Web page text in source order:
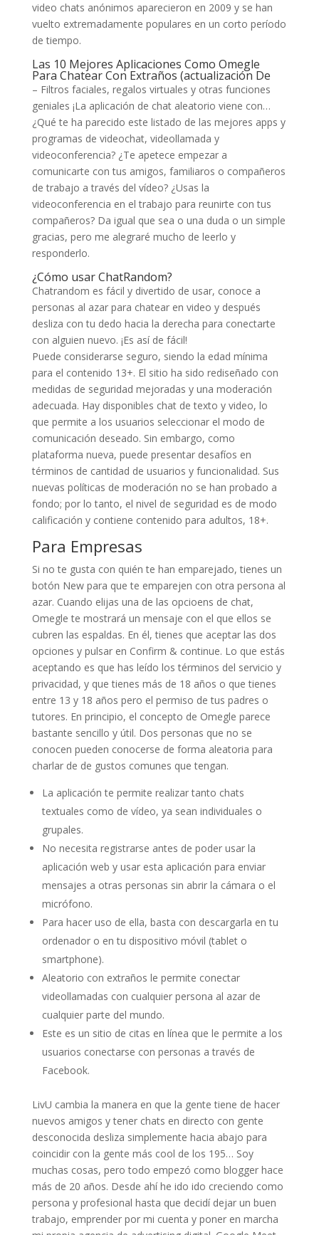
video chats anónimos aparecieron en 2009 y se han
vuelto extremadamente populares en un corto período
de tiempo.
Las 10 Mejores Aplicaciones Como Omegle
Para Chatear Con Extraños (actualización De
– Filtros faciales, regalos virtuales y otras funciones
geniales ¡La aplicación de chat aleatorio viene con…
¿Qué te ha parecido este listado de las mejores apps y
programas de videochat, videollamada y
videoconferencia? ¿Te apetece empezar a
comunicarte con tus amigos, familiaros o compañeros
de trabajo a través del vídeo? ¿Usas la
videoconferencia en el trabajo para reunirte con tus
compañeros? Da igual que sea o una duda o un simple
gracias, pero me alegraré mucho de leerlo y
responderlo.
¿Cómo usar ChatRandom?
Chatrandom es fácil y divertido de usar, conoce a
personas al azar para chatear en video y después
desliza con tu dedo hacia la derecha para conectarte
con alguien nuevo. ¡Es así de fácil!
Puede considerarse seguro, siendo la edad mínima
para el contenido 13+. El sitio ha sido rediseñado con
medidas de seguridad mejoradas y una moderación
adecuada. Hay disponibles chat de texto y video, lo
que permite a los usuarios seleccionar el modo de
comunicación deseado. Sin embargo, como
plataforma nueva, puede presentar desafíos en
términos de cantidad de usuarios y funcionalidad. Sus
nuevas políticas de moderación no se han probado a
fondo; por lo tanto, el nivel de seguridad es de modo
calificación y contiene contenido para adultos, 18+.
Para Empresas
Si no te gusta con quién te han emparejado, tienes un
botón New para que te emparejen con otra persona al
azar. Cuando elijas una de las opcioens de chat,
Omegle te mostrará un mensaje con el que ellos se
cubren las espaldas. En él, tienes que aceptar las dos
opciones y pulsar en Confirm & continue. Lo que estás
aceptando es que has leído los términos del servicio y
privacidad, y que tienes más de 18 años o que tienes
entre 13 y 18 años pero el permiso de tus padres o
tutores. En principio, el concepto de Omegle parece
bastante sencillo y útil. Dos personas que no se
conocen pueden conocerse de forma aleatoria para
charlar de de gustos comunes que tengan.
La aplicación te permite realizar tanto chats
textuales como de vídeo, ya sean individuales o
grupales.
No necesita registrarse antes de poder usar la
aplicación web y usar esta aplicación para enviar
mensajes a otras personas sin abrir la cámara o el
micrófono.
Para hacer uso de ella, basta con descargarla en tu
ordenador o en tu dispositivo móvil (tablet o
smartphone).
Aleatorio con extraños le permite conectar
videollamadas con cualquier persona al azar de
cualquier parte del mundo.
Este es un sitio de citas en línea que le permite a los
usuarios conectarse con personas a través de
Facebook.
LivU cambia la manera en que la gente tiene de hacer
nuevos amigos y tener chats en directo con gente
desconocida desliza simplemente hacia abajo para
coincidir con la gente más cool de los 195… Soy
muchas cosas, pero todo empezó como blogger hace
más de 20 años. Desde ahí he ido ido creciendo como
persona y profesional hasta que decidí dejar un buen
trabajo, emprender por mi cuenta y poner en marcha